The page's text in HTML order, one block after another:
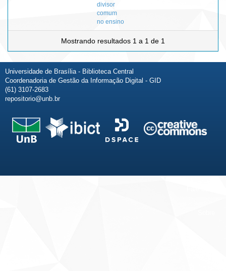
divisor
comum
no ensino
Mostrando resultados 1 a 1 de 1
Universidade de Brasília - Biblioteca Central
Coordenadoria de Gestão da Informação Digital - GID
(61) 3107-2683
repositorio@unb.br